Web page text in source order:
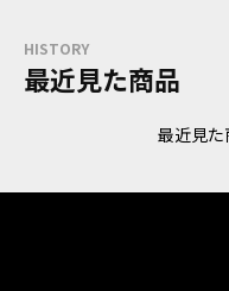
HISTORY
最近見た商品
最近見た